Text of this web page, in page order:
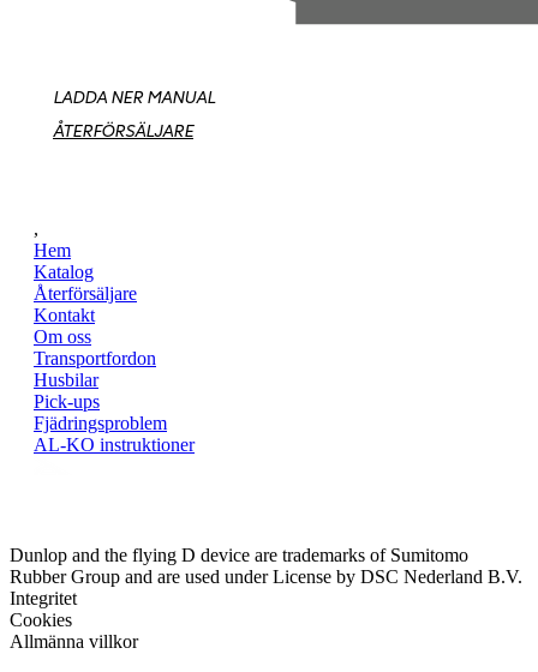
LADDA NER MANUAL
ÅTERFÖRSÄLJARE
,
Hem
Katalog
Återförsäljare
Kontakt
Om oss
Transportfordon
Husbilar
Pick-ups
Fjädringsproblem
AL-KO instruktioner
Dunlop and the flying D device are trademarks of Sumitomo
Rubber Group and are used under License by DSC Nederland B.V.
Integritet
Cookies
Allmänna villkor